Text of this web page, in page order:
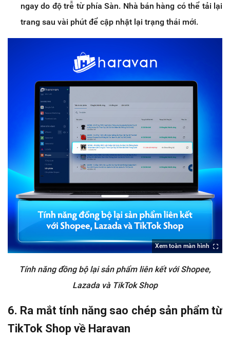
ngay do độ trễ từ phía Sàn. Nhà bán hàng có thể tải lại
trang sau vài phút để cập nhật lại trạng thái mới.
Xem toàn màn hình
Tính năng đồng bộ lại sản phẩm liên kết với Shopee,
Lazada và TikTok Shop
6. Ra mắt tính năng sao chép sản phẩm từ
TikTok Shop về Haravan